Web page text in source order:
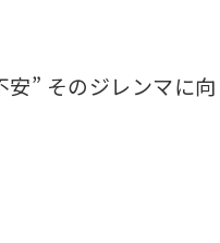
” そのジレンマに